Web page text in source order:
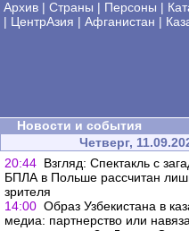
Архив | Страны | Персоны |
| ЦентрАзия | Афганистан |
Новости и события
Четверг,
20:44 Взгляд: Спектакль с
БПЛА в Польше рассчитан
зрителя
14:00 Образ Узбекистана в
медиа: партнерство или